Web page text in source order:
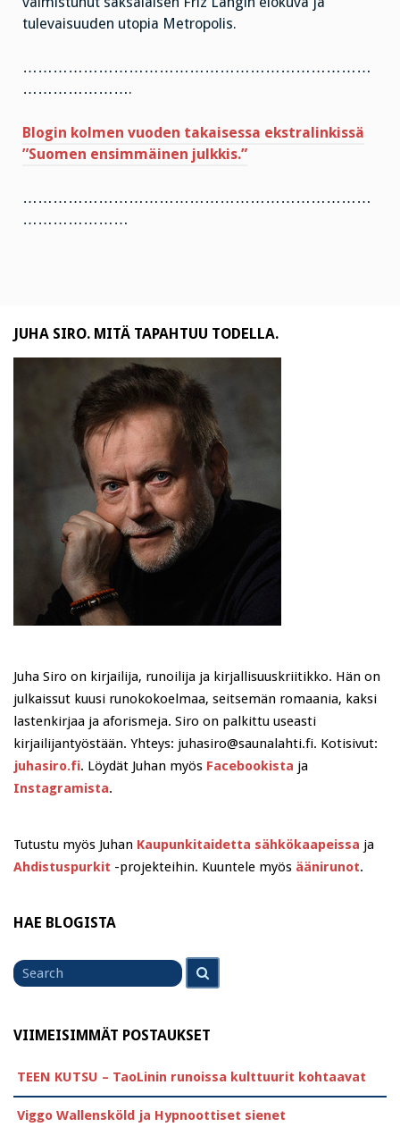
tulevaisuuden utopia Metropolis.
……………………………………………………………
………………….
Blogin kolmen vuoden takaisessa ekstralinkissä
”Suomen ensimmäinen julkkis.”
……………………………………………………………
…………………
JUHA SIRO. MITÄ TAPAHTUU TODELLA.
Juha Siro on kirjailija, runoilija ja kirjallisuuskriitikko. Hän on
julkaissut kuusi runokokoelmaa, seitsemän romaania, kaksi
lastenkirjaa ja aforismeja. Siro on palkittu useasti
kirjailijantyöstään. Yhteys: juhasiro@saunalahti.fi. Kotisivut:
juhasiro.fi. Löydät Juhan myös Facebookista ja
Instagramista.
Tutustu myös Juhan Kaupunkitaidetta sähkökaapeissa ja
Ahdistuspurkit -projekteihin. Kuuntele myös äänirunot.
HAE BLOGISTA
Search
for
VIIMEISIMMÄT POSTAUKSET
TEEN KUTSU – TaoLinin runoissa kulttuurit kohtaavat
Viggo Wallensköld ja Hypnoottiset sienet